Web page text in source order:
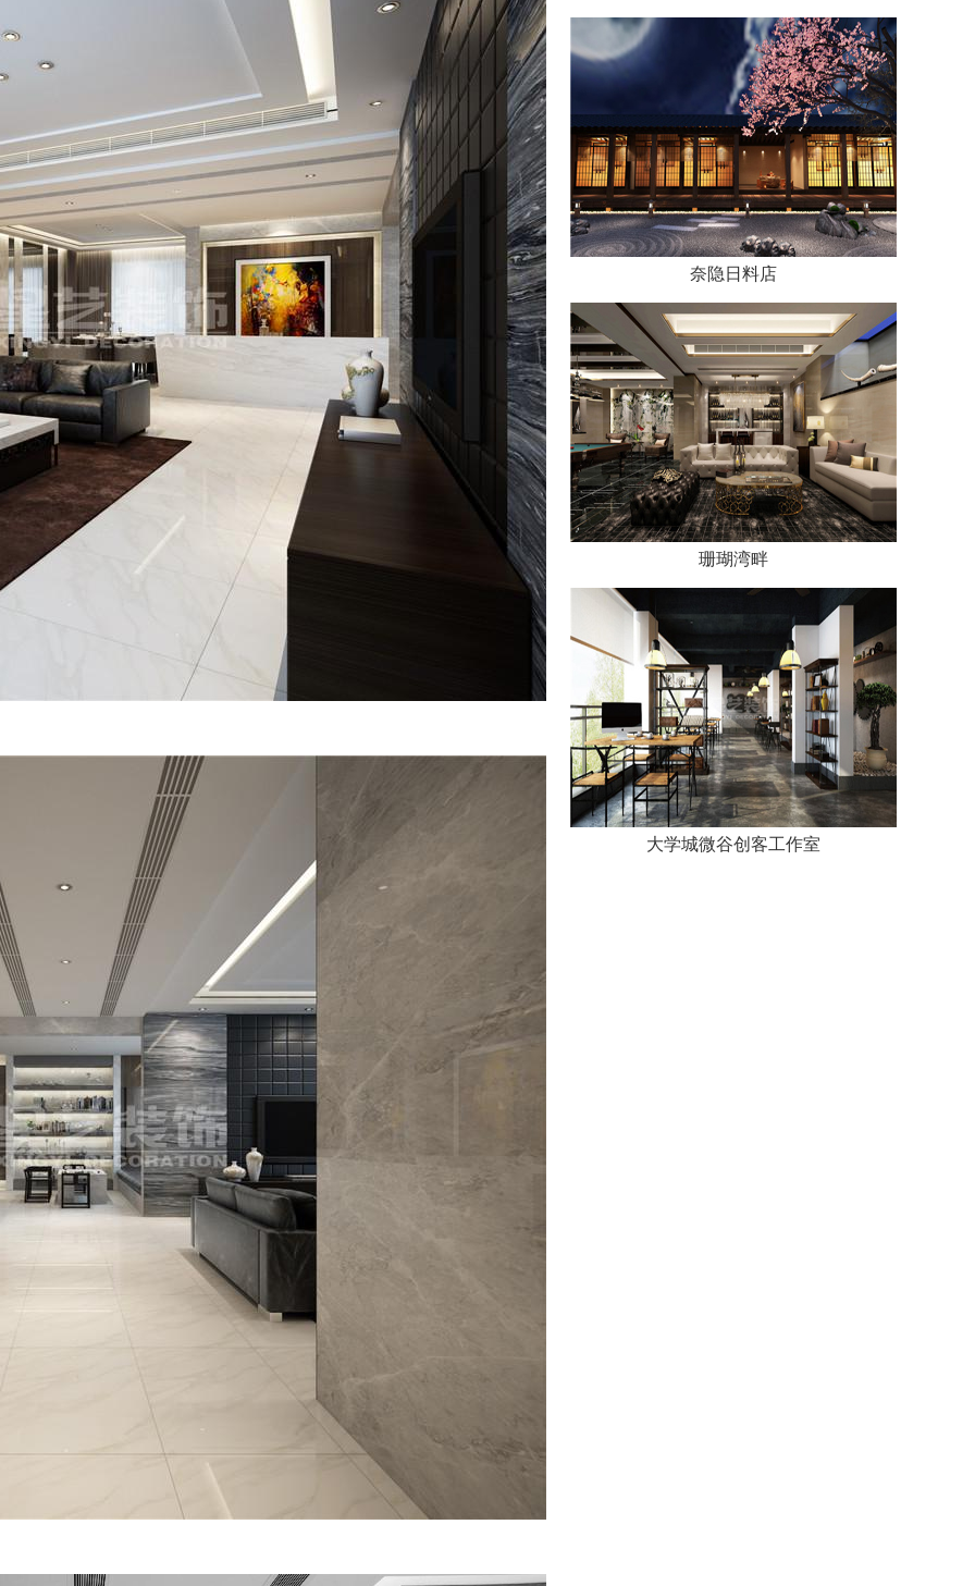
奈隐日料店
珊瑚湾畔
大学城微谷创客工作室